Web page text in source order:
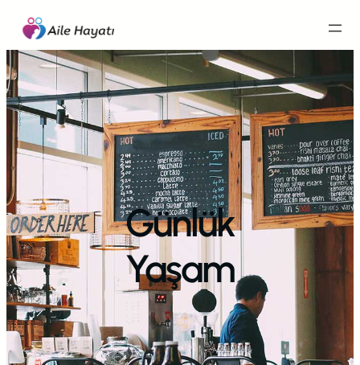
İçeriğe
geç
Günlük
Yaşam